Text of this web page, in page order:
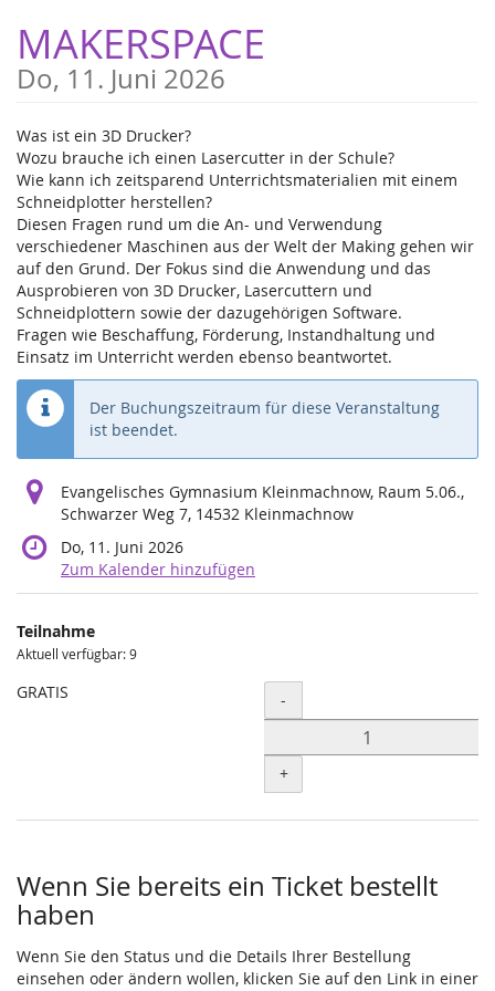
Haupt-
Inhalt
springen
MAKERSPACE
Do, 11. Juni 2026
Was ist ein 3D Drucker?
Wozu brauche ich einen Lasercutter in der Schule?
Wie kann ich zeitsparend Unterrichtsmaterialien mit einem
Schneidplotter herstellen?
Diesen Fragen rund um die An- und Verwendung
verschiedener Maschinen aus der Welt der Making gehen wir
auf den Grund. Der Fokus sind die Anwendung und das
Ausprobieren von 3D Drucker, Lasercuttern und
Schneidplottern sowie der dazugehörigen Software.
Fragen wie Beschaffung, Förderung, Instandhaltung und
Einsatz im Unterricht werden ebenso beantwortet.
Der Buchungszeitraum für diese Veranstaltung
ist beendet.
Evangelisches Gymnasium Kleinmachnow, Raum 5.06.,
Schwarzer Weg 7, 14532 Kleinmachnow
Do, 11. Juni 2026
Zum Kalender hinzufügen
Produkte
Unkategorisierte
Produkte
Teilnahme
Aktuell verfügbar: 9
GRATIS Menge
-
+
Wenn Sie bereits ein Ticket bestellt
haben
Wenn Sie den Status und die Details Ihrer Bestellung
einsehen oder ändern wollen, klicken Sie auf den Link in einer